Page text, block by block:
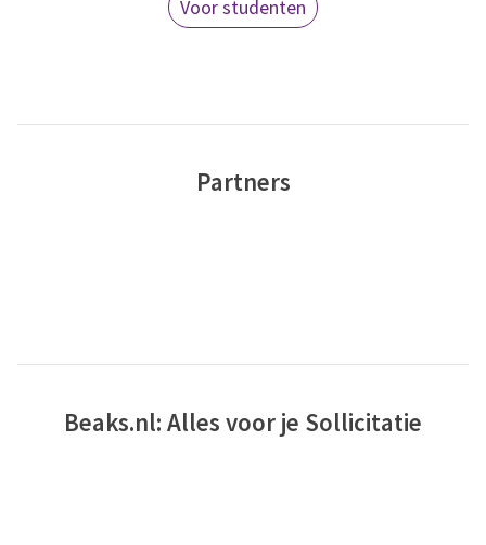
Voor studenten
Partners
Beaks.nl: Alles voor je Sollicitatie